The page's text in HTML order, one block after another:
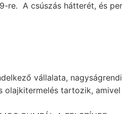
re. A csúszás hátterét, és
vállalata,
olajkitermelés tartozik, amivel